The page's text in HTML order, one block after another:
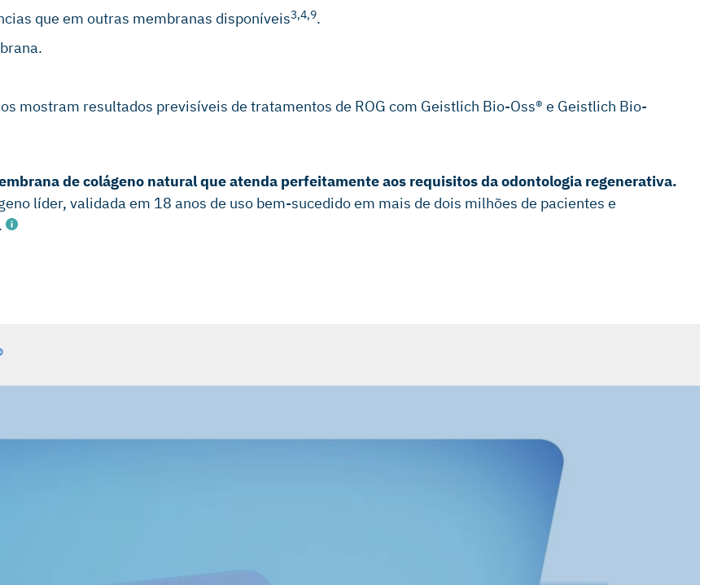
que em outras membranas disponíveis3,4,9.
mostram resultados previsíveis de tratamentos de ROG com Geistlich Bio-Oss® e Geistlich Bio-
de colágeno natural que atenda perfeitamente aos requisitos da odontologia regenerativa.
líder, validada em 18 anos de uso bem-sucedido em mais de dois milhões de pacientes e
.
Biomaterials Market, 2012.
2013, 32(4): 459-65.
25(6): 551-59.